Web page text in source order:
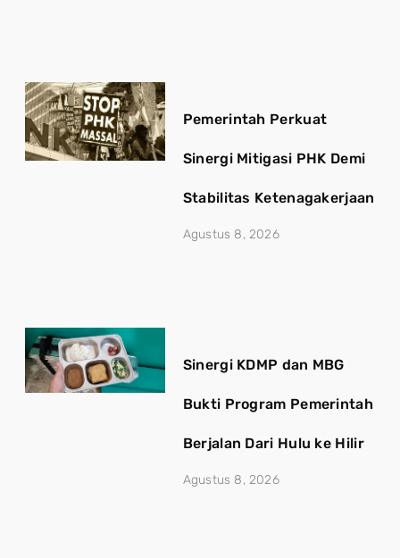
Pemerintah Perkuat
Sinergi Mitigasi PHK Demi
Stabilitas Ketenagakerjaan
Agustus 8, 2026
Sinergi KDMP dan MBG
Bukti Program Pemerintah
Berjalan Dari Hulu ke Hilir
Agustus 8, 2026